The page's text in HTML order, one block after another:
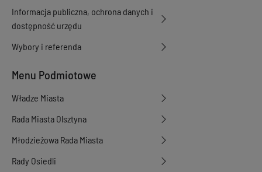
Informacja publiczna, ochrona danych i
dostępność urzędu
Wybory i referenda
Menu Podmiotowe
Władze Miasta
Rada Miasta Olsztyna
Młodzieżowa Rada Miasta
Rady Osiedli